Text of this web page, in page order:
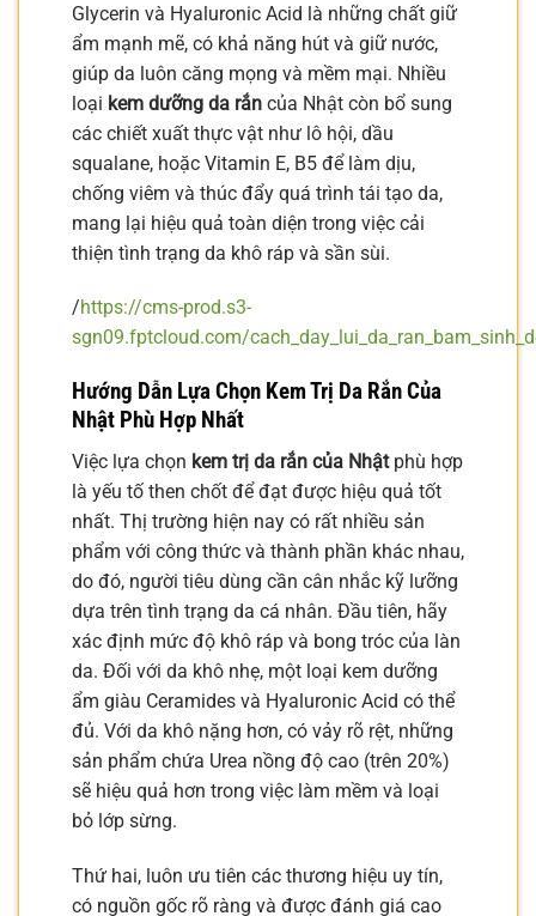
Glycerin và Hyaluronic Acid là những chất giữ
ẩm mạnh mẽ, có khả năng hút và giữ nước,
giúp da luôn căng mọng và mềm mại. Nhiều
loại kem dưỡng da rắn của Nhật còn bổ sung
các chiết xuất thực vật như lô hội, dầu
squalane, hoặc Vitamin E, B5 để làm dịu,
chống viêm và thúc đẩy quá trình tái tạo da,
mang lại hiệu quả toàn diện trong việc cải
thiện tình trạng da khô ráp và sần sùi.
/https://cms-prod.s3-
sgn09.fptcloud.com/
Hướng Dẫn Lựa Chọn Kem Trị Da Rắn Của
Nhật Phù Hợp Nhất
Việc lựa chọn kem trị da rắn của Nhậtphù hợp
là yếu tố then chốt để đạt được hiệu quả tốt
nhất. Thị trường hiện nay có rất nhiều sản
phẩm với công thức và thành phần khác nhau,
do đó, người tiêu dùng cần cân nhắc kỹ lưỡng
dựa trên tình trạng da cá nhân. Đầu tiên, hãy
xác định mức độ khô ráp và bong tróc của làn
da. Đối với da khô nhẹ, một loại kem dưỡng
ẩm giàu Ceramides và Hyaluronic Acid có thể
đủ. Với da khô nặng hơn, có vảy rõ rệt, những
sản phẩm chứa Urea nồng độ cao (trên 20%)
sẽ hiệu quả hơn trong việc làm mềm và loại
bỏ lớp sừng.
Thứ hai, luôn ưu tiên các thương hiệu uy tín,
có nguồn gốc rõ ràng và được đánh giá cao